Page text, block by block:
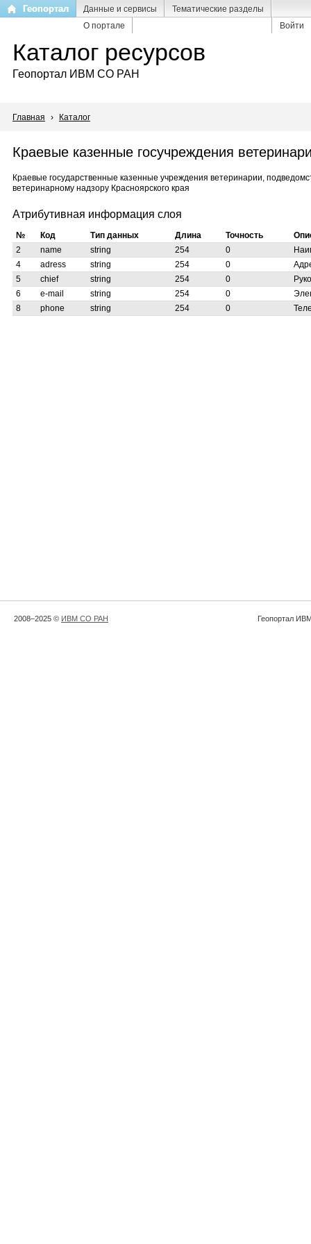
Перейти
содержанию
Геопортал Данные и сервисы
Тематические разделы
О портале
Войти
Каталог ресурсов
Геопортал ИВМ СО РАН
Главная › Каталог
Краевые казенные госучреждения
Краевые государственные казенные учреждения ветеринарии,
ветеринарному надзору Красноярского края
Атрибутивная информация слоя
№ Код Тип данных Длина Точность
2
name string 254 0
4
adress string 254 0
5
chief string 254 0
6
e-mail string 254 0
8
phone string 254 0
2008–2025 © ИВМ СО РАН Геопортал